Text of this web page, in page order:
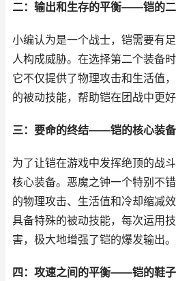
二：输出和生存的平衡——铠的
小编认为是一个战士，铠需要有
人构成威胁。在选择第二个装备
它不仅提供了物理攻击和生活值
的被动技能，帮助铠在团战中更好
三：要命的终结——铠的核心装备
为了让铠在游戏中发挥绝顶的战
核心装备。恶魔之钟一个特别不
的物理攻击、生活值和冷却缩减
具备特殊的被动技能，每次运用
害，极大地增强了铠的爆发输出。
四：攻速之间的平衡——铠的鞋